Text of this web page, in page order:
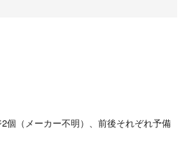
個（メーカー不明）、前後それぞれ予備